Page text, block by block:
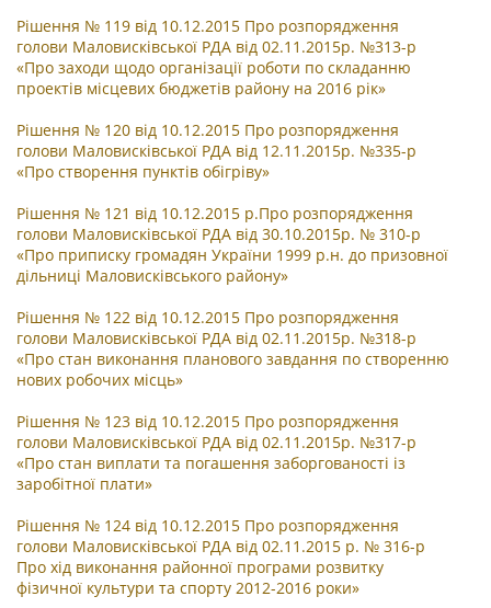
Рішення № 119 від 10.12.2015 Про розпорядження
голови Маловисківської РДА від 02.11.2015р. №313-р
«Про заходи щодо організації роботи по складанню
проектів місцевих бюджетів району на 2016 рік»
Рішення № 120 від 10.12.2015 Про розпорядження
голови Маловисківської РДА від 12.11.2015р. №335-р
«Про створення пунктів обігріву»
Рішення № 121 від 10.12.2015 р.Про розпорядження
голови Маловисківської РДА від 30.10.2015р. № 310-р
«Про приписку громадян України 1999 р.н. до призовної
дільниці Маловисківського району»
Рішення № 122 від 10.12.2015 Про розпорядження
голови Маловисківської РДА від 02.11.2015р. №318-р
«Про стан виконання планового завдання по створенню
нових робочих місць»
Рішення № 123 від 10.12.2015 Про розпорядження
голови Маловисківської РДА від 02.11.2015р. №317-р
«Про стан виплати та погашення заборгованості із
заробітної плати»
Рішення № 124 від 10.12.2015 Про розпорядження
голови Маловисківської РДА від 02.11.2015 р. № 316-р
Про хід виконання районної програми розвитку
фізичної культури та спорту 2012-2016 роки»